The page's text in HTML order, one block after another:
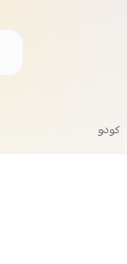
كودو